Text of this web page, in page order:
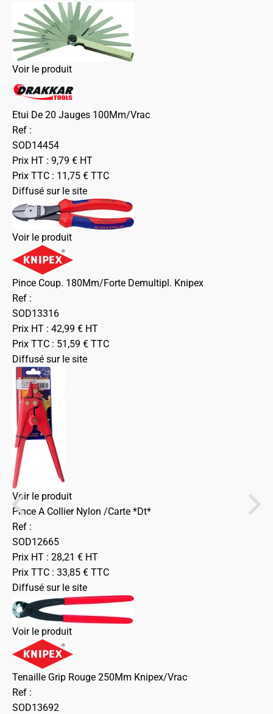
Voir le produit
Etui De 20 Jauges 100Mm/Vrac
Ref :
SOD14454
Prix HT : 9,79 € HT
Prix TTC : 11,75 € TTC
Diffusé sur le site
Voir le produit
Pince Coup. 180Mm/Forte Demultipl. Knipex
Ref :
SOD13316
Prix HT : 42,99 € HT
Prix TTC : 51,59 € TTC
Diffusé sur le site
Voir le produit
Pince A Collier Nylon /Carte *Dt*
Ref :
SOD12665
Prix HT : 28,21 € HT
Prix TTC : 33,85 € TTC
Diffusé sur le site
Voir le produit
Tenaille Grip Rouge 250Mm Knipex/Vrac
Ref :
SOD13692